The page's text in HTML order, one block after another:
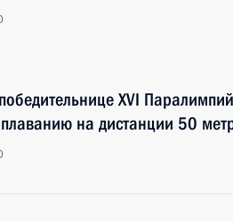
XVI
на дистанции 50